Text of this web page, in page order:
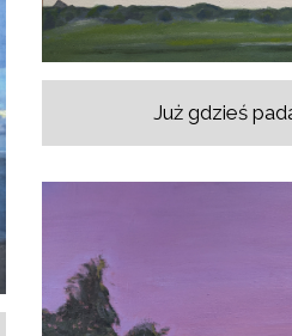
Już gdzieś